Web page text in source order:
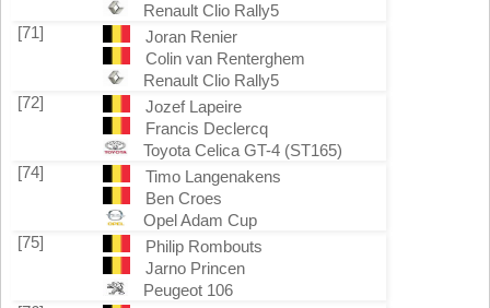
Renault Clio Rally5
[71]
Joran Renier
Colin van Renterghem
Renault Clio Rally5
[72]
Jozef Lapeire
Francis Declercq
Toyota Celica GT-4 (ST165)
[74]
Timo Langenakens
Ben Croes
Opel Adam Cup
[75]
Philip Rombouts
Jarno Princen
Peugeot 106